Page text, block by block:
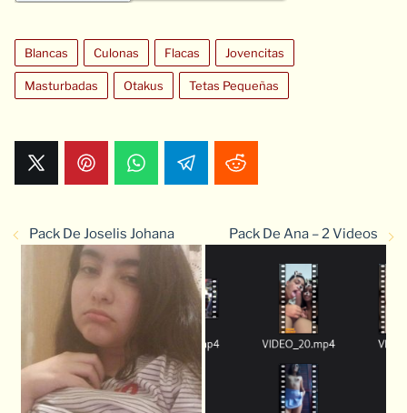
Blancas Culonas Flacas Jovencitas
Masturbadas Otakus Tetas Pequeñas
Pack De Joselis Johana Pack De Ana – 2 Videos